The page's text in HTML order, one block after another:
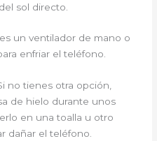
sol directo.
un ventilador de mano o
enfriar el teléfono.
no tienes otra opción,
de hielo durante unos
en una toalla u otro
dañar el teléfono.